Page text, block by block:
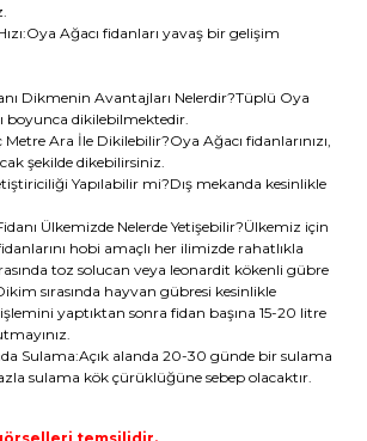
Ağacı fidanları yavaş bir gelişim
Dikmenin Avantajları Nelerdir?Tüplü Oya
boyunca dikilebilmektedir.
Metre Ara İle Dikilebilir?Oya Ağacı fidanlarınızı,
şekilde dikebilirsiniz.
Yapılabilir mi?Dış mekanda kesinlikle
Ülkemizde Nelerde Yetişebilir?Ülkemiz için
hobi amaçlı her ilimizde rahatlıkla
toz solucan veya leonardit kökenli gübre
sırasında hayvan gübresi kesinlikle
yaptıktan sonra fidan başına 15-20 litre
Sulama:Açık alanda 20-30 günde bir sulama
sulama kök çürüklüğüne sebep olacaktır.